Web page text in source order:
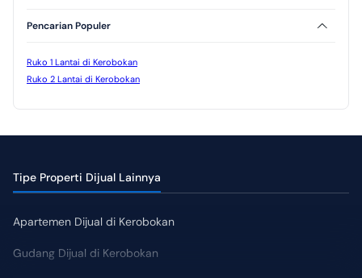
SHM
Pencarian Populer
Ruko 1 Lantai di Kerobokan
Ruko 2 Lantai di Kerobokan
Tipe Properti Dijual Lainnya
Apartemen Dijual di Kerobokan
Gudang Dijual di Kerobokan